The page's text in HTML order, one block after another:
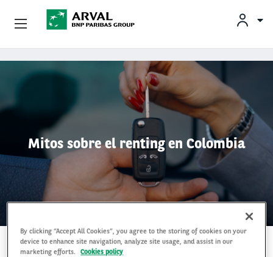
Pasar al contenido principal
Mitos sobre el renting en Colombia
NOTICIAS DIGITALES 7 Mayo 2025
Empresas
Conductores
By clicking “Accept All Cookies”, you agree to the storing of cookies on your
device to enhance site navigation, analyze site usage, and assist in our
marketing efforts.
Cookies policy